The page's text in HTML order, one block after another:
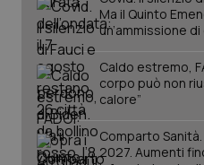
Salute orale &
Sangue &
Tiroide
Tumore al seno
Ma il Quinto
un’ammissione
Caldo estremo,
corpo può non
calore”
Comparto
2027. Aumenti
CookieScriptConsent